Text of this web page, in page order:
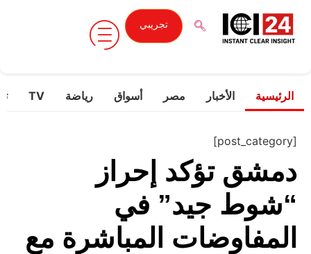
تجريبي
الرئيسية الأخبار مصر أسواق رياضة TV
[post_category]
دمشق تؤكد إحراز
“شوط جيد” في
المفاوضات المباشرة مع